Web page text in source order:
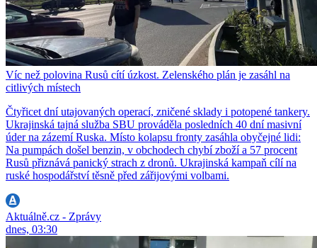
Víc než polovina Rusů cítí úzkost. Zelenského plán je zasáhl na
citlivých místech
Čtyřicet dní utajovaných operací, zničené sklady i potopené tankery.
Ukrajinská tajná služba SBU prováděla posledních 40 dní masivní
úder na zázemí Ruska. Místo kolapsu fronty zasáhla obyčejné lidi:
Na pumpách došel benzin, v obchodech chybí zboží a 57 procent
Rusů přiznává panický strach z dronů. Ukrajinská kampaň cílí na
ruské hospodářství těsně před zářijovými volbami.
Aktuálně.cz - Zprávy
dnes, 03:30